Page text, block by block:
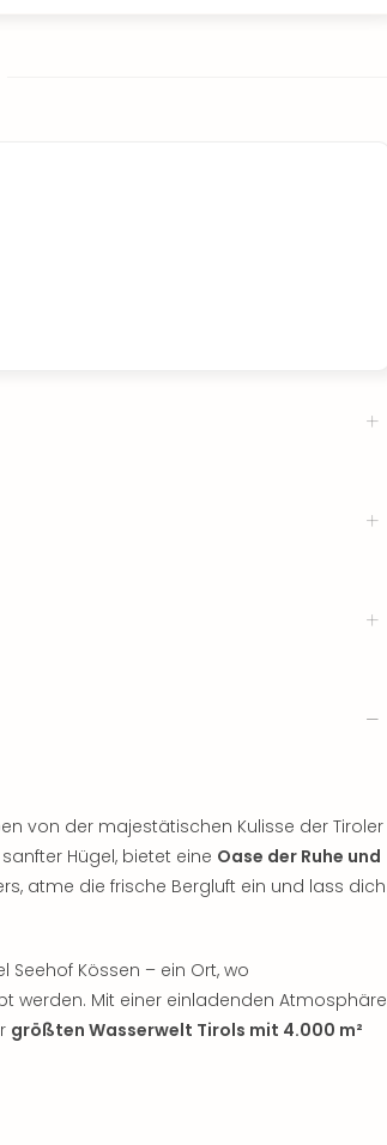
von der majestätischen Kulisse der Tiroler
Hügel, bietet eine Oase der Ruhe und
atme die frische Bergluft ein und lass dich
Kössen – ein Ort, wo
werden. Mit einer einladenden Atmosphäre
größten Wasserwelt Tirols mit 4.000 m²